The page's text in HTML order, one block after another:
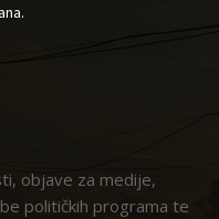
objave za medije,
političkih programa te